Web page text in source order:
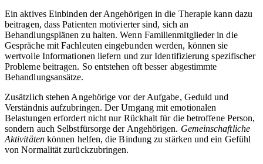
Ein aktives Einbinden der Angehörigen in die Therapie kann dazu
beitragen, dass Patienten motivierter sind, sich an
Behandlungsplänen zu halten. Wenn Familienmitglieder in die
Gespräche mit Fachleuten eingebunden werden, können sie
wertvolle Informationen liefern und zur Identifizierung spezifischer
Probleme beitragen. So entstehen oft besser abgestimmte
Behandlungsansätze.
Zusätzlich stehen Angehörige vor der Aufgabe, Geduld und
Verständnis aufzubringen. Der Umgang mit emotionalen
Belastungen erfordert nicht nur Rückhalt für die betroffene Person,
sondern auch Selbstfürsorge der Angehörigen. Gemeinschaftliche
Aktivitätenkönnen helfen, die Bindung zu stärken und ein Gefühl
von Normalität zurückzubringen.